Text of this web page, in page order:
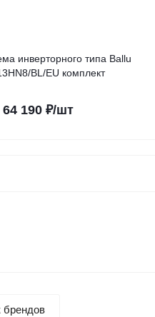
инверторного типа Ballu
BL/EU комплект
64 190₽/шт
брендов